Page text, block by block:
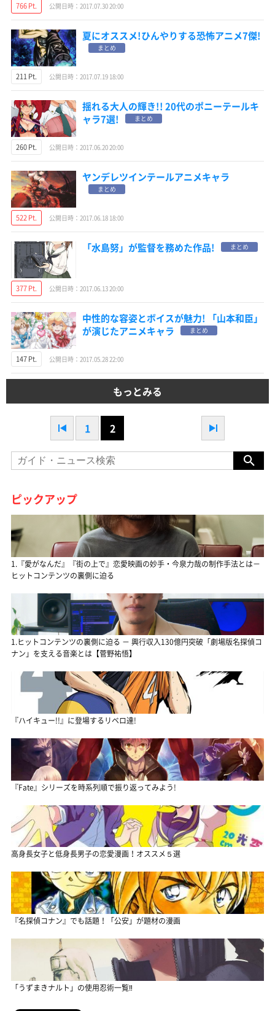
766 Pt. 公開日時：2017.07.30 20:00
夏にオススメ!ひんやりする恐怖アニメ7傑!
まとめ
211 Pt. 公開日時：2017.07.19 18:00
揺れる大人の輝き!! 20代のポニーテールキ
ャラ7選!
まとめ
260 Pt. 公開日時：2017.06.20 20:00
ヤンデレツインテールアニメキャラ
まとめ
522 Pt. 公開日時：2017.06.18 18:00
「水島努」が監督を務めた作品! まとめ
377 Pt. 公開日時：2017.06.13 20:00
中性的な容姿とボイスが魅力! 「山本和臣」
が演じたアニメキャラ
まとめ
147 Pt. 公開日時：2017.05.28 22:00
もっとみる
1 2
ピックアップ
1.『愛がなんだ』『街の上で』恋愛映画の妙手・今泉力哉の制作手法とは－
ヒットコンテンツの裏側に迫る
1.ヒットコンテンツの裏側に迫る － 興行収入130億円突破「劇場版名探偵コ
ナン」を支える音楽とは【菅野祐悟】
『ハイキュー!!』に登場するリベロ達!
『Fate』シリーズを時系列順で振り返ってみよう!
高身長女子と低身長男子の恋愛漫画！オススメ５選
『名探偵コナン』でも話題！「公安」が題材の漫画
「うずまきナルト」の使用忍術一覧‼